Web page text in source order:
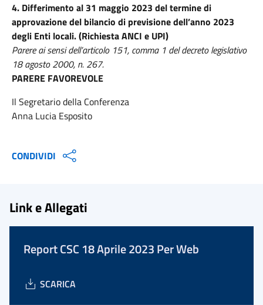
4. Differimento al 31 maggio 2023 del termine di
approvazione del bilancio di previsione dell’anno 2023
degli Enti locali. (Richiesta ANCI e UPI)
Parere ai sensi dell’articolo 151, comma 1 del decreto legislativo
18 agosto 2000, n. 267.
PARERE FAVOREVOLE
Il Segretario della Conferenza
Anna Lucia Esposito
CONDIVIDI
Link e Allegati
Report CSC 18 Aprile 2023 Per Web
SCARICA